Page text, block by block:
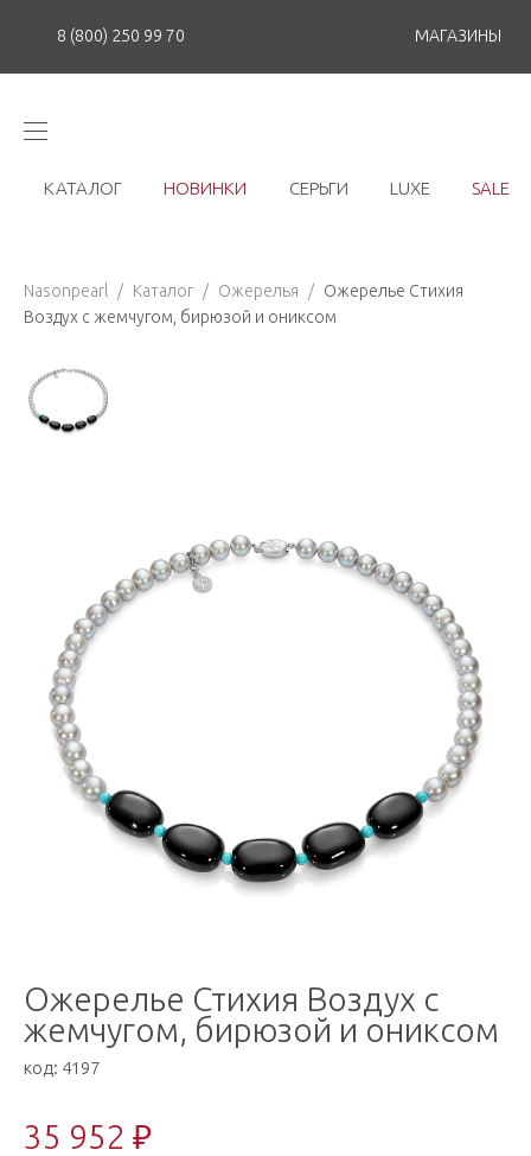
8 (800) 250 99 70 МАГАЗИНЫ
КАТАЛОГ НОВИНКИ СЕРЬГИ LUXE SALE
Nasonpearl / Каталог / Ожерелья / Ожерелье Стихия
Воздух с жемчугом, бирюзой и ониксом
Ожерелье Стихия Воздух с
жемчугом, бирюзой и ониксом
код: 4197
35 952 ₽